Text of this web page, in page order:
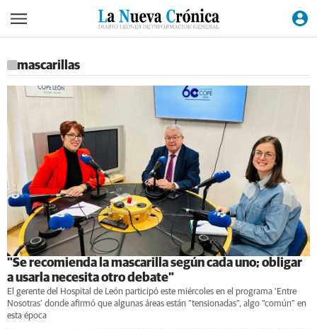
mascarillas
"Se recomienda la mascarilla según cada uno; obligar
a usarla necesita otro debate"
El gerente del Hospital de León participó este miércoles en el programa ‘Entre
Nosotras’ donde afirmó que algunas áreas están "tensionadas", algo "común" en
esta época